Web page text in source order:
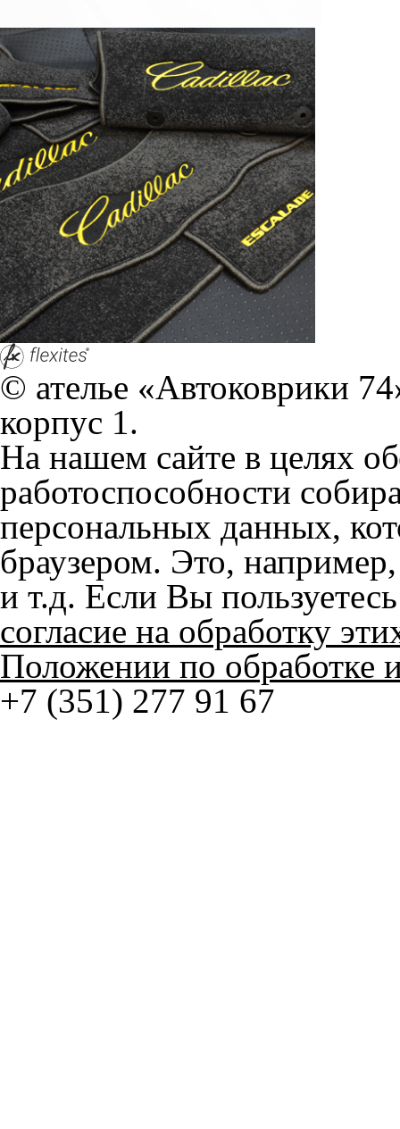
корпус 1.
На нашем сайте в целях
работоспособности
персональных данных,
браузером. Это,
и т.д. Если Вы
согласие на обработку
Положении по обработке
+7 (351) 277 91 67